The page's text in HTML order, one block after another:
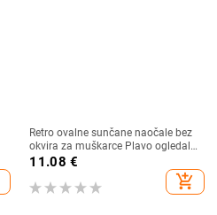
Retro ovalne sunčane naočale bez
okvira za muškarce Plavo ogledalo
Zlatne metalne muške naočale
Okrugle ženske naočale bez okvira
UV400
11.08 €
add_shopping_cart